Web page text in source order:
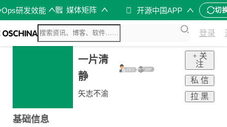
研发效能 媒体矩阵 开源中国APP 切
登录
一片清
静
矢志不渝
+ 关
注
私 信
拉 黑
基础信息